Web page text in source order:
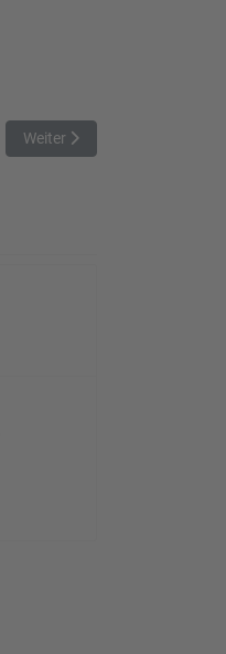
Nächster Beitrag: Young
Weiter